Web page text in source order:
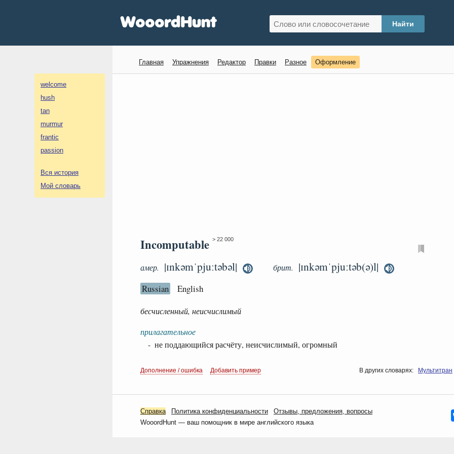
welcome
hush
tan
murmur
frantic
passion
Вся история
Мой словарь
Главная Упражнения Редактор Правки Разное Оформление
Incomputable > 22 000
амер. |ɪnkəmˈpjuːtəbəl| брит. |ɪnkəmˈpjuːtəb(ə)l|
Russian English
бесчисленный, неисчислимый
прилагательное
- не поддающийся расчёту, неисчислимый, огромный
Дополнение / ошибка Добавить пример В других словарях: Мультитран
Справка Политика конфиденциальности
Oтзывы, предложения, вопросы
WooordHunt — ваш помощник в мире английского языка